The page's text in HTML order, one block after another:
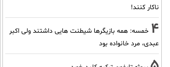
ناکار کنند!
4 خمسه: همه بازیگرها شیطنت هایی داشتند ولی اکبر
عبدی، مرد خانواده بود